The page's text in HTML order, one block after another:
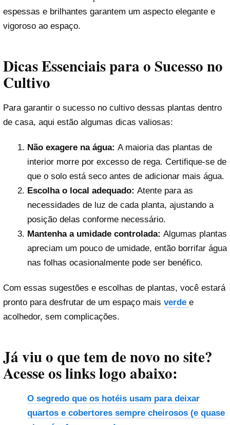
espessas e brilhantes garantem um aspecto elegante e
vigoroso ao espaço.
Dicas Essenciais para o Sucesso no
Cultivo
Para garantir o sucesso no cultivo dessas plantas dentro
de casa, aqui estão algumas dicas valiosas:
Não exagere na água: A maioria das plantas de
interior morre por excesso de rega. Certifique-se de
que o solo está seco antes de adicionar mais água.
Escolha o local adequado: Atente para as
necessidades de luz de cada planta, ajustando a
posição delas conforme necessário.
Mantenha a umidade controlada: Algumas plantas
apreciam um pouco de umidade, então borrifar água
nas folhas ocasionalmente pode ser benéfico.
Com essas sugestões e escolhas de plantas, você estará
pronto para desfrutar de um espaço mais verde e
acolhedor, sem complicações.
Já viu o que tem de novo no site?
Acesse os links logo abaixo:
O segredo que os hotéis usam para deixar
quartos e cobertores sempre cheirosos (e quase